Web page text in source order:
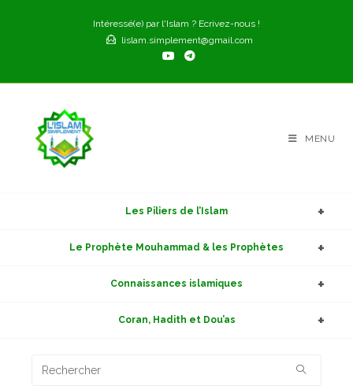
Intéressé(e) par l'Islam ? Ecrivez-nous !
lislam.simplement@gmail.com
MENU
Les Piliers de l’Islam
Le Prophète Mouhammad & les Prophètes
Connaissances islamiques
Coran, Hadith et Dou’as